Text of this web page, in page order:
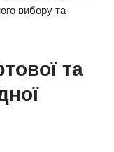
вибору та
та